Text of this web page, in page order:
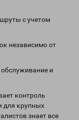
с учетом
независимо от
и
контроль
для крупных
знает все